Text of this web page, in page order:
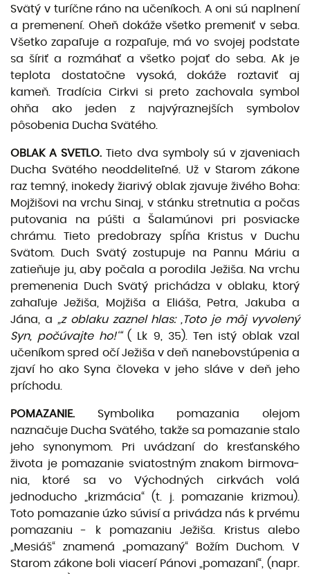
Svätý v turíčne ráno na učeníkoch. A oni sú naplnení
a premenení. Oheň dokáže všetko premeniť v seba.
Všetko zapaľuje a rozpaľuje, má vo svojej podstate
sa šíriť a rozmáhať a všetko pojať do seba. Ak je
teplota dostatočne vysoká, dokáže roztaviť aj
kameň. Tradícia Cirkvi si preto zachovala symbol
ohňa ako jeden z najvýraznejších symbolov
pôsobenia Ducha Svätého.
OBLAK A SVETLO.Tieto dva symboly sú v zjaveniach
Ducha Svätého neoddeliteľné. Už v Starom zákone
raz temný, inokedy žiarivý oblak zjavuje živého Boha:
Mojžišovi na vrchu Sinaj, v stánku stretnutia a počas
putovania na púšti a Šalamúnovi pri posviacke
chrámu. Tieto predobrazy spĺňa Kristus v Duchu
Svätom. Duch Svätý zostupuje na Pannu Máriu a
zatieňuje ju, aby počala a porodila Ježiša. Na vrchu
premenenia Duch Svätý prichádza v oblaku, ktorý
zahaľuje Ježiša, Mojžiša a Eliáša, Petra, Jakuba a
Jána, a „z oblaku zaznel hlas: ,Toto je môj vyvolený
Syn, počúvajte ho!‘“( Lk 9, 35). Ten istý oblak vzal
učeníkom spred očí Ježiša v deň nanebovstúpenia a
zjaví ho ako Syna človeka v jeho sláve v deň jeho
príchodu.
POMAZANIE. Symbolika pomazania olejom
naznačuje Ducha Svätého, takže sa pomazanie stalo
jeho synonymom. Pri uvádzaní do kresťanského
života je pomazanie sviatostným znakom birmova­
nia, ktoré sa vo Východných cirkvách volá
jednoducho „krizmácia“ (t. j. pomazanie krizmou).
Toto pomazanie úzko súvisí a privádza nás k prvému
pomazaniu - k pomazaniu Ježiša. Kristus alebo
„Mesiáš“ znamená „pomazaný“ Božím Duchom. V
Starom zákone boli viacerí Pánovi „pomazaní“, (napr.